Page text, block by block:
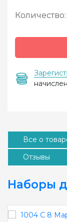
Количество:
Все о
Отзывы
Наборы